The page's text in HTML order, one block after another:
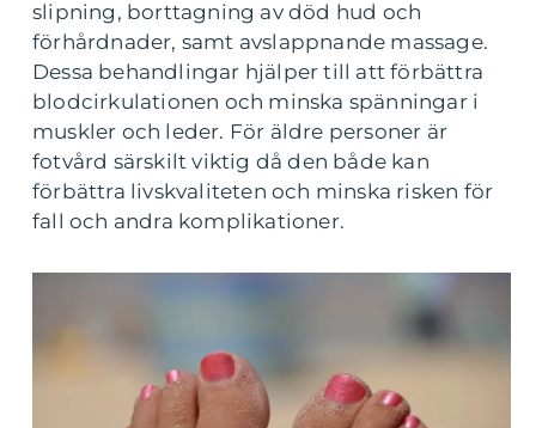
slipning, borttagning av död hud och
förhårdnader, samt avslappnande massage.
Dessa behandlingar hjälper till att förbättra
blodcirkulationen och minska spänningar i
muskler och leder. För äldre personer är
fotvård särskilt viktig då den både kan
förbättra livskvaliteten och minska risken för
fall och andra komplikationer.